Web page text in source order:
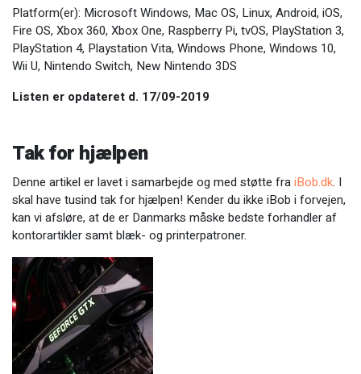
Platform(er): Microsoft Windows, Mac OS, Linux, Android, iOS,
Fire OS, Xbox 360, Xbox One, Raspberry Pi, tvOS, PlayStation 3,
PlayStation 4, Playstation Vita, Windows Phone, Windows 10,
Wii U, Nintendo Switch, New Nintendo 3DS
Listen er opdateret d. 17/09-2019
Tak for hjælpen
Denne artikel er lavet i samarbejde og med støtte fraiBob.dk. I
skal have tusind tak for hjælpen! Kender du ikke iBob i forvejen,
kan vi afsløre, at de er Danmarks måske bedste forhandler af
kontorartikler samt blæk- og printerpatroner.